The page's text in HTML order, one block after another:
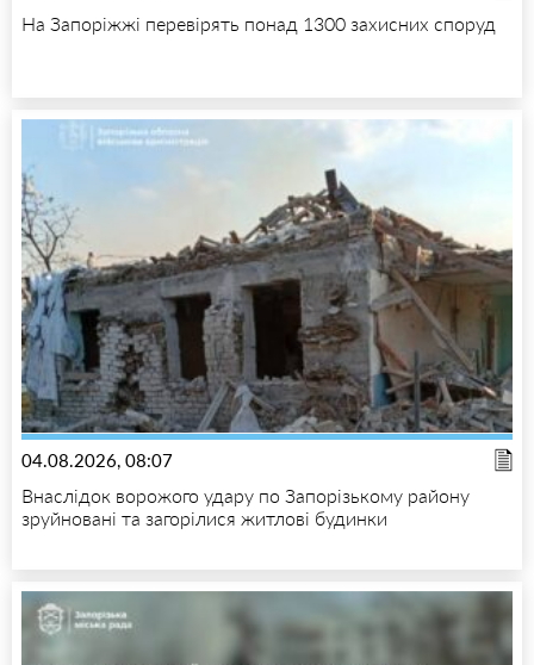
На Запоріжжі перевірять понад 1300 захисних споруд
04.08.2026, 08:07
Внаслідок ворожого удару по Запорізькому району
зруйновані та загорілися житлові будинки